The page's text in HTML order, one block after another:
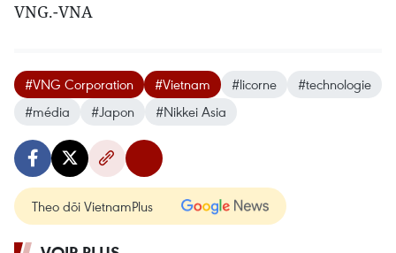
VNG.-VNA
#VNG Corporation #Vietnam #licorne
#technologie
#média
#Japon #Nikkei Asia
Theo dõi VietnamPlus